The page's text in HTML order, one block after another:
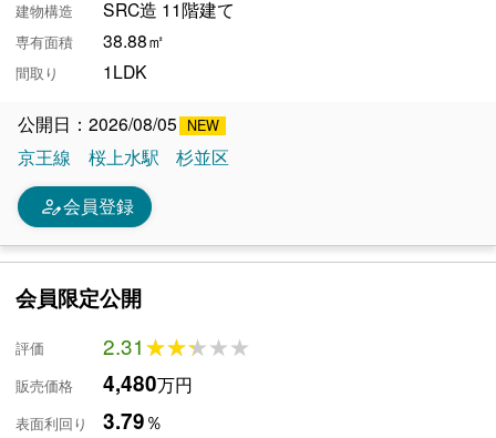
建物構造 SRC造 11階建て
専有面積 38.88㎡
間取り 1LDK
公開日：2026/08/05
京王線
桜上水駅 杉並区
person_edit会員登録
会員限定公開
評価 2.31★★★★★
★★★★★
販売価格 4,480万円
表面利回り 3.79％